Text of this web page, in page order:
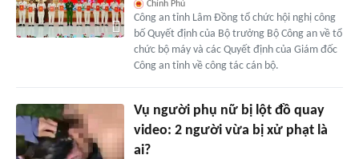
Chính Phủ
Công an tỉnh Lâm Đồng tổ chức hội nghị công
bố Quyết định của Bộ trưởng Bộ Công an về tổ
chức bộ máy và các Quyết định của Giám đốc
Công an tỉnh về công tác cán bộ.
Vụ người phụ nữ bị lột đồ quay
video: 2 người vừa bị xử phạt là
ai?